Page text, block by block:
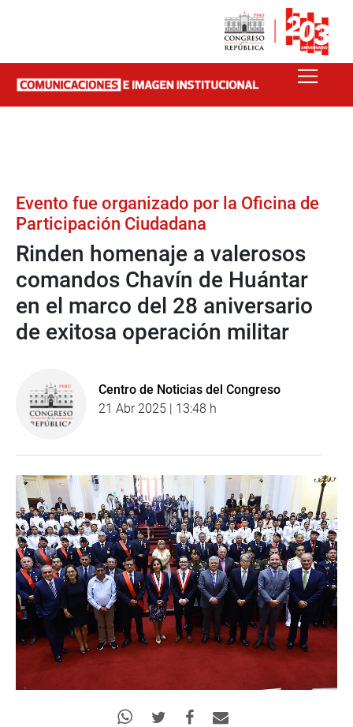
Evento fue organizado por la Oficina de
Participación Ciudadana
Rinden homenaje a valerosos
comandos Chavín de Huántar
en el marco del 28 aniversario
de exitosa operación militar
Centro de Noticias del Congreso
21 Abr 2025 | 13:48 h